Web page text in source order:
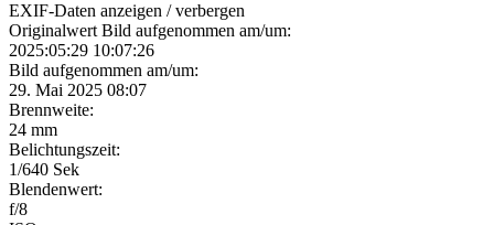
EXIF-Daten anzeigen / verbergen
Originalwert Bild aufgenommen am/um:
2025:05:29 10:07:26
Bild aufgenommen am/um:
29. Mai 2025 08:07
Brennweite:
24 mm
Belichtungszeit:
1/640 Sek
Blendenwert:
f/8